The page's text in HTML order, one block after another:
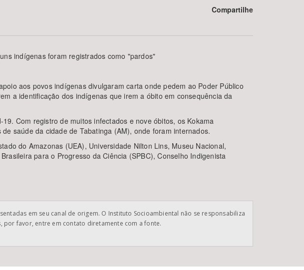
Compartilhe
indígenas foram registrados como "pardos"
aos povos indígenas divulgaram carta onde pedem ao Poder Público
a identificação dos indígenas que irem a óbito em consequência da
Com registro de muitos infectados e nove óbitos, os Kokama
saúde da cidade de Tabatinga (AM), onde foram internados.
do Amazonas (UEA), Universidade Nilton Lins, Museu Nacional,
para o Progresso da Ciência (SPBC), Conselho Indigenista
em seu canal de origem. O Instituto Socioambiental não se responsabiliza
por favor, entre em contato diretamente com a fonte.